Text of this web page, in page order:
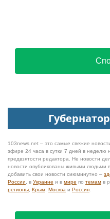
103news.net – это самые свежие
эфире 24 часа в сутки 7 дней в неделю
предвзятости редактора. Не новости
новости опубликованы живыми людьми
добавить свои новости сиюминутно –
России , в Украине и в мире по темам в
регионы Крым Москва и Россия